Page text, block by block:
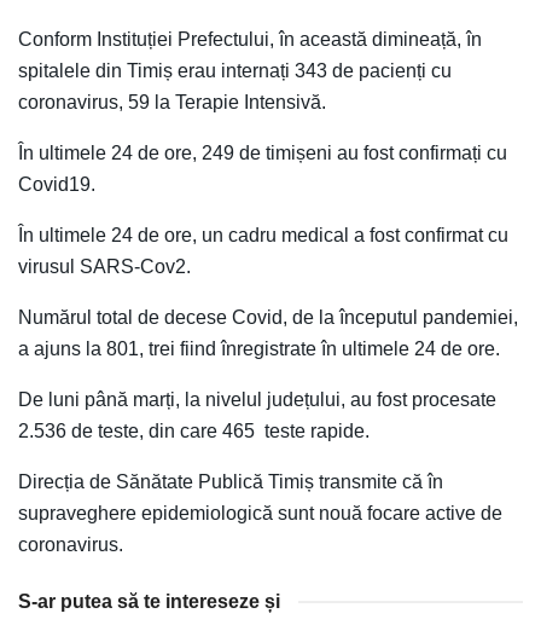
Conform Instituției Prefectului, în această dimineață, în
spitalele din Timiș erau internați 343 de pacienți cu
coronavirus, 59 la Terapie Intensivă.
În ultimele 24 de ore, 249 de timișeni au fost confirmați cu
Covid19.
În ultimele 24 de ore, un cadru medical a fost confirmat cu
virusul SARS-Cov2.
Numărul total de decese Covid, de la începutul pandemiei,
a ajuns la 801, trei fiind înregistrate în ultimele 24 de ore.
De luni până marți, la nivelul județului, au fost procesate
2.536 de teste, din care 465 teste rapide.
Direcția de Sănătate Publică Timiș transmite că în
supraveghere epidemiologică sunt nouă focare active de
coronavirus.
S-ar putea să te intereseze și